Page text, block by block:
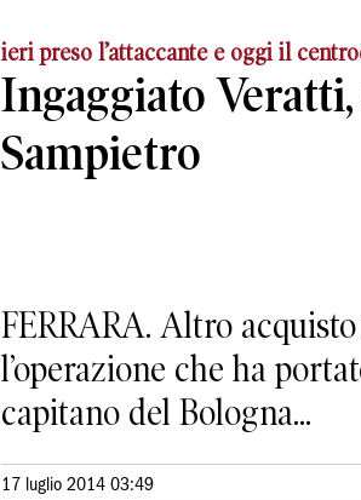
ieri preso l’attaccante e oggi il
Ingaggiato Veratti,
Sampietro
FERRARA. Altro
l’operazione che ha
capitano del Bologna...
17 luglio 2014 03:49